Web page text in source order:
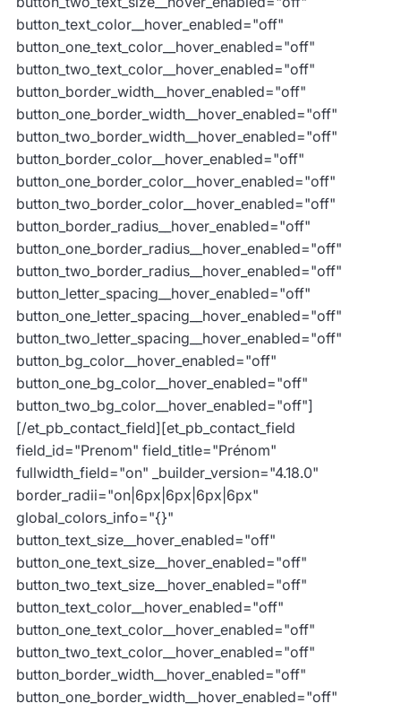
button_text_color__hover_enabled="off"
button_one_text_color__hover_enabled="off"
button_two_text_color__hover_enabled="off"
button_border_width__hover_enabled="off"
button_one_border_width__hover_enabled="off"
button_two_border_width__hover_enabled="off"
button_border_color__hover_enabled="off"
button_one_border_color__hover_enabled="off"
button_two_border_color__hover_enabled="off"
button_border_radius__hover_enabled="off"
button_one_border_radius__hover_enabled="off"
button_two_border_radius__hover_enabled="off"
button_letter_spacing__hover_enabled="off"
button_one_letter_spacing__hover_enabled="off"
button_two_letter_spacing__hover_enabled="off"
button_bg_color__hover_enabled="off"
button_one_bg_color__hover_enabled="off"
button_two_bg_color__hover_enabled="off"]
[/et_pb_contact_field][et_pb_contact_field
field_id="Prenom" field_title="Prénom"
fullwidth_field="on" _builder_version="4.18.0"
border_radii="on|6px|6px|6px|6px"
global_colors_info="{}"
button_text_size__hover_enabled="off"
button_one_text_size__hover_enabled="off"
button_two_text_size__hover_enabled="off"
button_text_color__hover_enabled="off"
button_one_text_color__hover_enabled="off"
button_two_text_color__hover_enabled="off"
button_border_width__hover_enabled="off"
button_one_border_width__hover_enabled="off"